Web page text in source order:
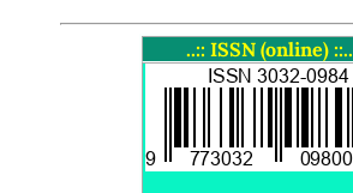
..:: ISSN (online) ::..